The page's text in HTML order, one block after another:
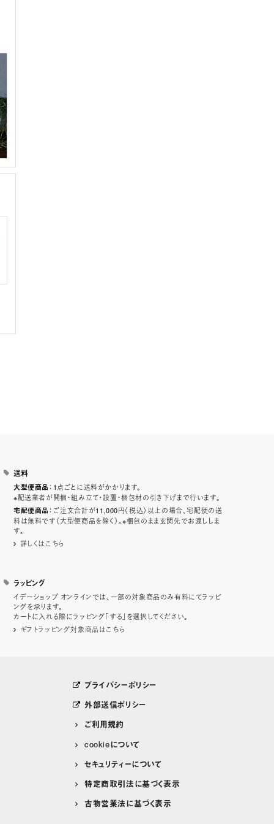
送料
大型便商品 ：1点ごとに送料がかかります。
※配送業者が開梱・組み立て・設置・梱包材の引き下げまで行います。
宅配便商品 ：ご注文合計が11,000円（税込）以上の場合、宅配便の送
料は無料です（大型便商品を除く）。※梱包のまま玄関先でお渡ししま
す。
詳しくはこちら
ラッピング
イデーショップ オンラインでは、一部の対象商品のみ有料にてラッピ
ングを承ります。
カートに入れる際にラッピング「する」を選択してください。
ギフトラッピング対象商品はこちら
プライバシーポリシー
外部送信ポリシー
ご利用規約
cookieについて
セキュリティーについて
特定商取引法に基づく表示
古物営業法に基づく表示